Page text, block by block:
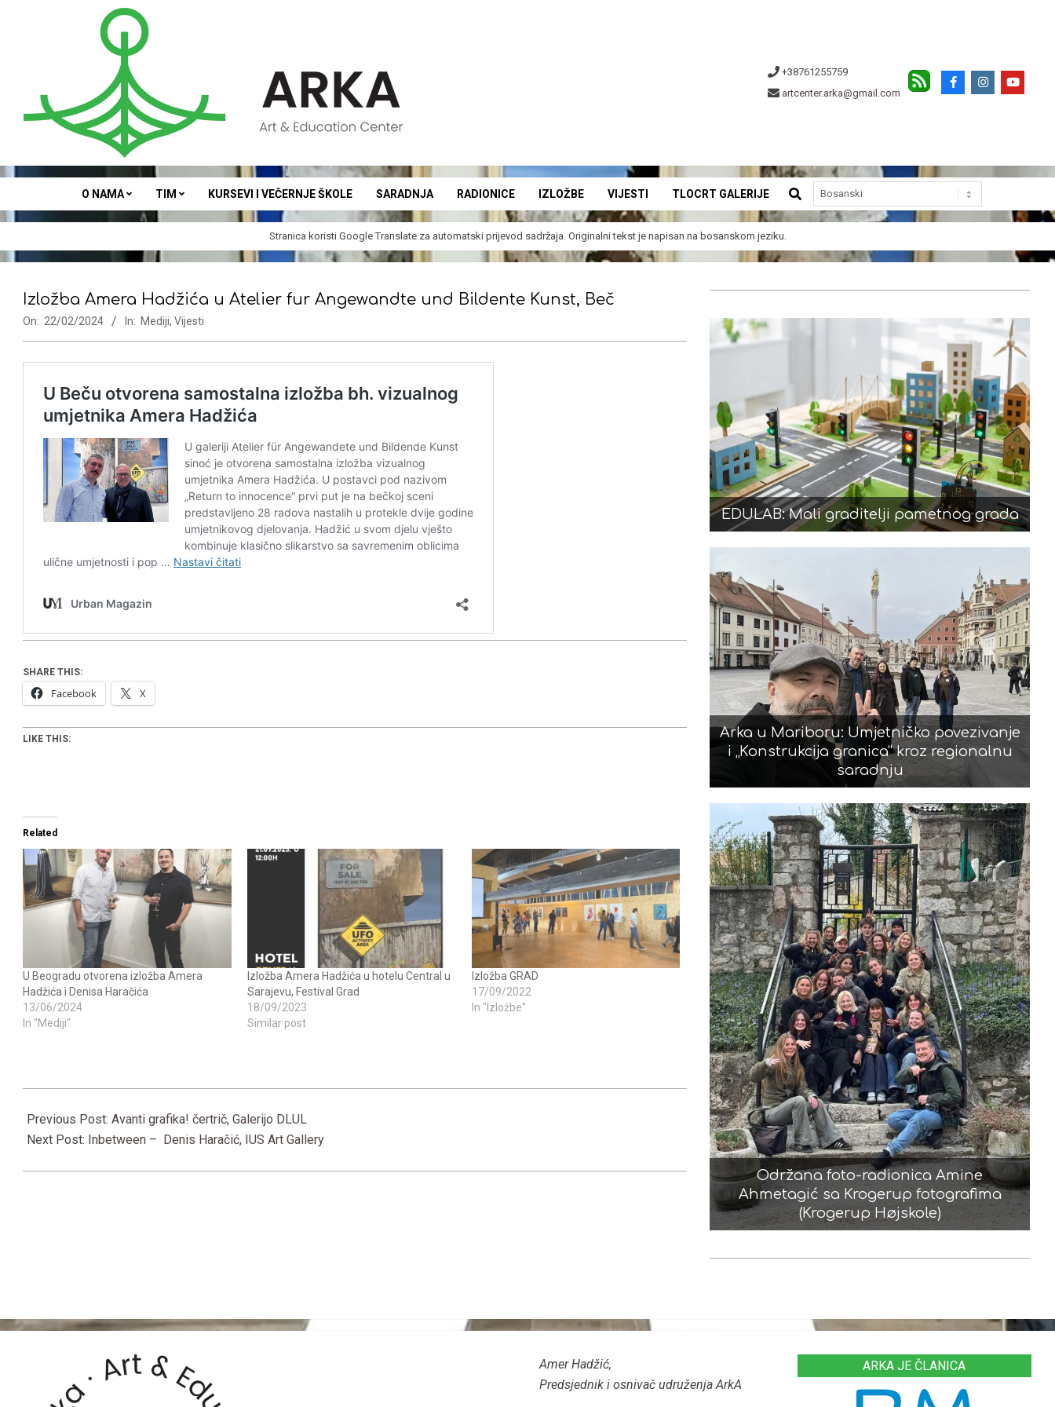
ARKA
+38761255759
artcenter.arka@gmail.com
Secondary
Navigation
Menu
O NAMA TIM KURSEVI I VEČERNJE ŠKOLE SARADNJA RADIONICE IZLOŽBE VIJESTI TLOCRT GALERIJE SEARCH
Stranica koristi Google Translateza automatski prijevod sadržaja. Originalni tekst je napisan na bosanskom jeziku.
Izložba Amera Hadžića u Atelier fur Angewandte und Bildente Kunst, Beč
On: 22/02/2024 In: Mediji, Vijesti
SHARE THIS:
Facebook X
LIKE THIS:
Related
U Beogradu otvorena izložba Amera
Hadžića i Denisa Haračića
13/06/2024
In "Mediji"
Izložba Amera Hadžića u hotelu Central u
Sarajevu, Festival Grad
18/09/2023
Similar post
Izložba GRAD
17/09/2022
In "Izložbe"
02-
22
Previous Post: Avanti grafika! čertrič, Galerijo DLUL
Next Post: Inbetween – Denis Haračić, IUS Art Gallery
EDULAB: Mali graditelji pametnog grada
Arka u Mariboru: Umjetničko povezivanje
i „Konstrukcija granica“ kroz regionalnu
saradnju
Održana foto-radionica Amine
Ahmetagić sa Krogerup fotografima
(Krogerup Højskole)
Amer Hadžić,
Predsjednik i osnivač udruženja ArkA
ARKA JE ČLANICA